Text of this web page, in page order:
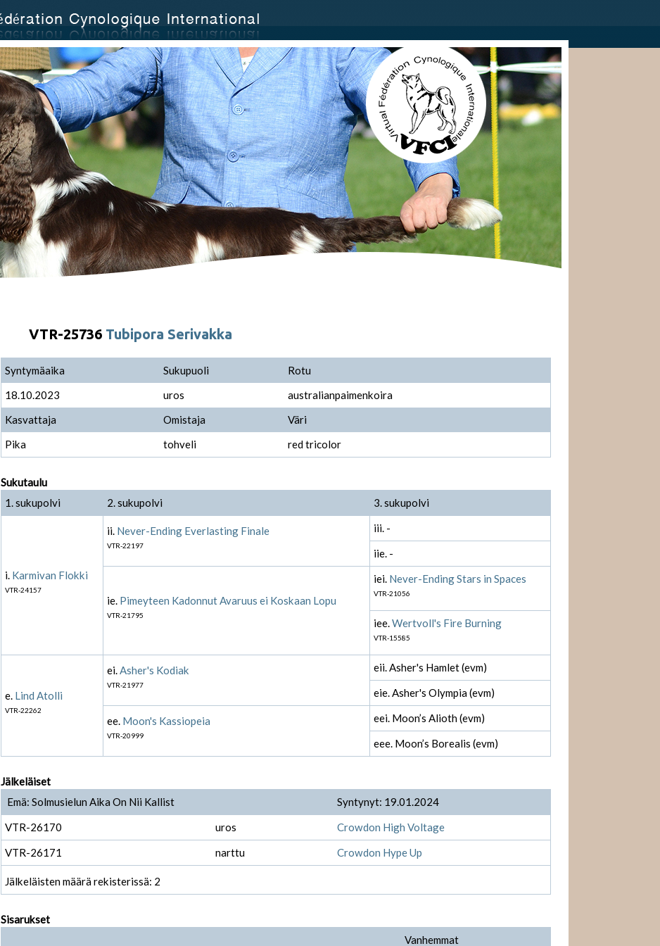
VTR-25736 Tubipora Serivakka
Syntymäaika Sukupuoli
Rotu
18.10.2023
uros
australianpaimenkoira
Kasvattaja
Omistaja
Väri
Pika
tohveli red tricolor
Sukutaulu
1. sukupolvi
2. sukupolvi 3. sukupolvi
i. Karmivan Flokki
VTR-24157
ii. Never-Ending Everlasting Finale
VTR-22197
iii. -
iie. -
ie. Pimeyteen Kadonnut Avaruus ei Koskaan Lopu
VTR-21795
iei. Never-Ending Stars in Spaces
VTR-21056
iee.Wertvoll's Fire Burning
VTR-15585
e. Lind Atolli
VTR-22262
ei.Asher's Kodiak
VTR-21977
eii. Asher's Hamlet (evm)
eie. Asher's Olympia (evm)
ee. Moon's Kassiopeia
VTR-20999
eei. Moon’s Alioth (evm)
eee. Moon’s Borealis (evm)
Jälkeläiset
Emä: Solmusielun Aika On Nii Kallist
Syntynyt: 19.01.2024
VTR-26170
uros
Crowdon High Voltage
VTR-26171
narttu Crowdon Hype Up
Jälkeläisten määrä rekisterissä: 2
Sisarukset
Vanhemmat